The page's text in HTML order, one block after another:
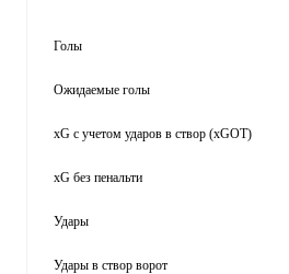
Голы
Ожидаемые голы
xG с учетом ударов в створ (xGOT)
xG без пенальти
Удары
Удары в створ ворот